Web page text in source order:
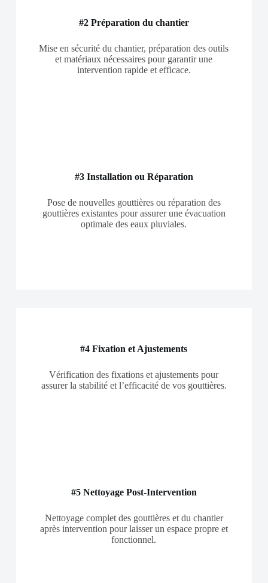
#2 Préparation du chantier
Mise en sécurité du chantier, préparation des outils
et matériaux nécessaires pour garantir une
intervention rapide et efficace.
#3 Installation ou Réparation
Pose de nouvelles gouttières ou réparation des
gouttières existantes pour assurer une évacuation
optimale des eaux pluviales.
#4 Fixation et Ajustements
Vérification des fixations et ajustements pour
assurer la stabilité et l’efficacité de vos gouttières.
#5 Nettoyage Post-Intervention
Nettoyage complet des gouttières et du chantier
après intervention pour laisser un espace propre et
fonctionnel.